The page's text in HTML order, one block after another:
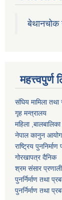
बेथानचोक
संघिय मामिला
गृह मन्त्रालय
महिला
नेपाल कानुन आयोग
राष्ट्रिय
गोरखापत्र दैनिक
श्रम संसार प्रणाली
पुनर्निर्माण तथा
पुनर्निर्माण तथा